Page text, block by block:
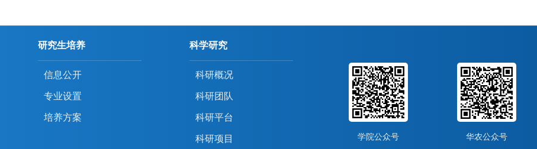
研究生培养
信息公开
专业设置
培养方案
科学研究
科研概况
科研团队
科研平台
科研项目 学院公众号 华农公众号